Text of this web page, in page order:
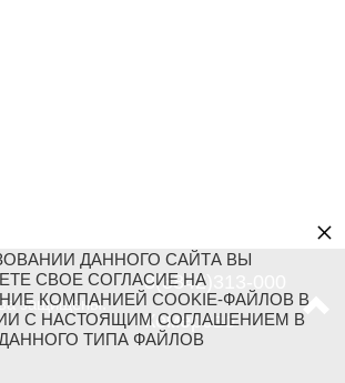
защищены.
8(3842)313-000
Кемерово
ДАННОГО САЙТА ВЫ
СВОЕ СОГЛАСИЕ НА
КОМПАНИЕЙ COOKIE-ФАЙЛОВ В
С НАСТОЯЩИМ СОГЛАШЕНИЕМ В
ТИПА ФАЙЛОВ
×